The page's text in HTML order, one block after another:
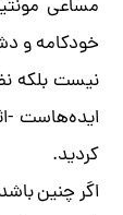
مساعی
خودکامه و
نیست بلکه
ایده‌هاست -
کردید.
اگر چنین